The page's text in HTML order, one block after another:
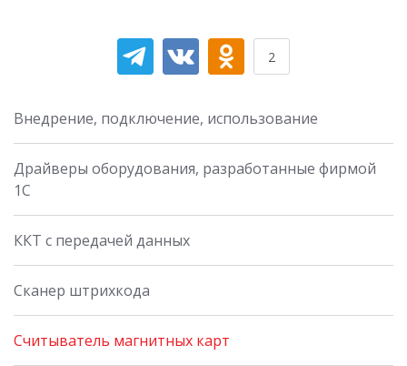
2
Внедрение, подключение, использование
Драйверы оборудования, разработанные фирмой
1С
ККТ с передачей данных
Сканер штрихкода
Считыватель магнитных карт